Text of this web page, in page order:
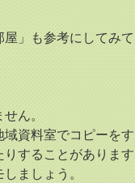
」も参考にしてみて
ん。
資料室でコピーを
することがあります
ましょう。